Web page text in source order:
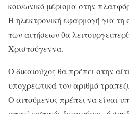
κοινωνικό μέρισμα στην
Η ηλεκτρονική εφαρμογή για
των αιτήσεων θα
Χριστούγεννα.
Ο δικαιούχος θα πρέπει στην
υποχρεωτικά τον αριθμό
O αιτούμενος πρέπει να είναι